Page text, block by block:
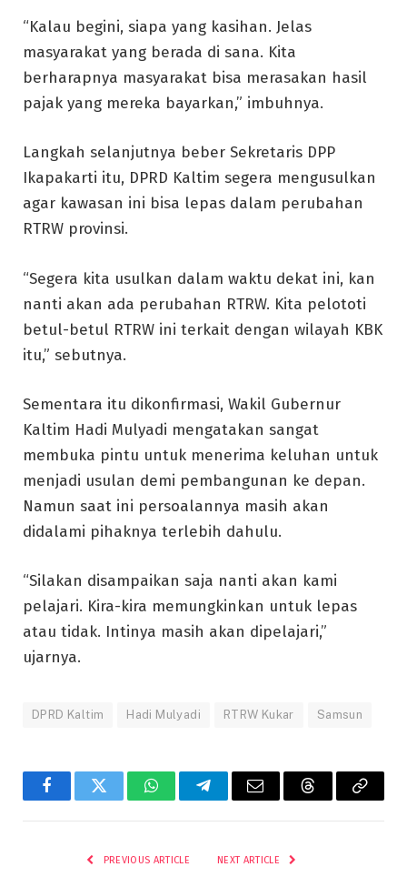
“Kalau begini, siapa yang kasihan. Jelas
masyarakat yang berada di sana. Kita
berharapnya masyarakat bisa merasakan hasil
pajak yang mereka bayarkan,” imbuhnya.
Langkah selanjutnya beber Sekretaris DPP
Ikapakarti itu, DPRD Kaltim segera mengusulkan
agar kawasan ini bisa lepas dalam perubahan
RTRW provinsi.
“Segera kita usulkan dalam waktu dekat ini, kan
nanti akan ada perubahan RTRW. Kita pelototi
betul-betul RTRW ini terkait dengan wilayah KBK
itu,” sebutnya.
Sementara itu dikonfirmasi, Wakil Gubernur
Kaltim Hadi Mulyadi mengatakan sangat
membuka pintu untuk menerima keluhan untuk
menjadi usulan demi pembangunan ke depan.
Namun saat ini persoalannya masih akan
didalami pihaknya terlebih dahulu.
“Silakan disampaikan saja nanti akan kami
pelajari. Kira-kira memungkinkan untuk lepas
atau tidak. Intinya masih akan dipelajari,”
ujarnya.
DPRD Kaltim Hadi Mulyadi RTRW Kukar Samsun
FacebookTwitter WhatsAppTelegramEmail ThreadsCopy
PREVIOUS ARTICLE NEXT ARTICLE